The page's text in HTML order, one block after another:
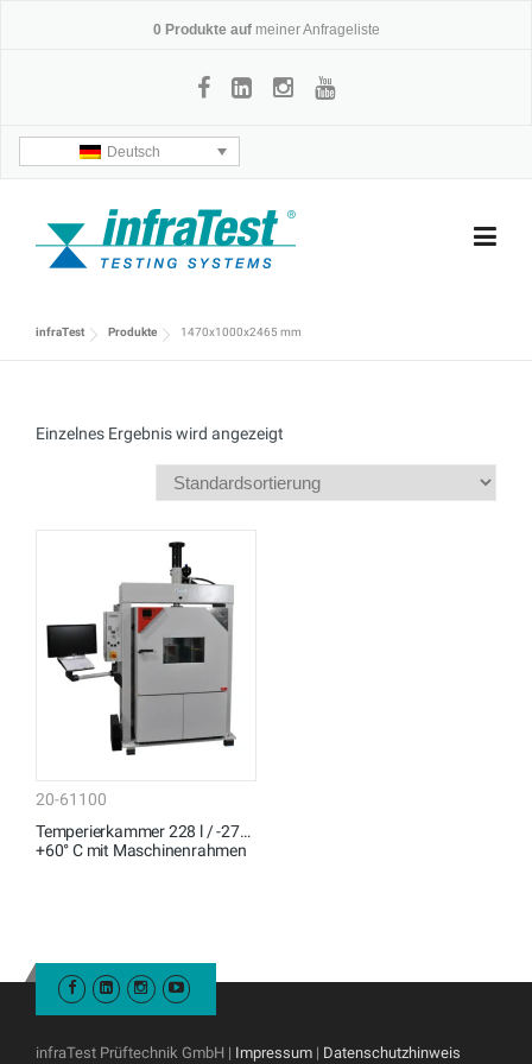
0 Produkte auf meiner Anfrageliste
Deutsch
infraTest Produkte 1470x1000x2465 mm
Einzelnes Ergebnis wird angezeigt
20-61100
Temperierkammer 228 l / -27…
+60° C mit Maschinenrahmen
infraTest Prüftechnik GmbH | Impressum | Datenschutzhinweis